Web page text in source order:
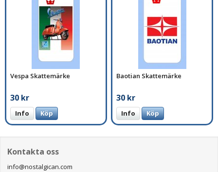
Vespa Skattemärke
30 kr
Info Köp
Baotian Skattemärke
30 kr
Info Köp
Kontakta oss
info@nostalgican.com